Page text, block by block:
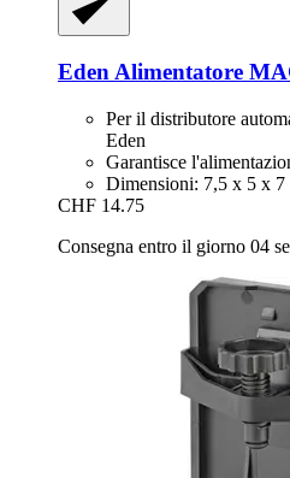
Eden Alimentatore
Per il distributore
Eden
Garantisce
Dimensioni: 7,5 x 5 x 7
CHF 14.75
Consegna entro il giorno 04